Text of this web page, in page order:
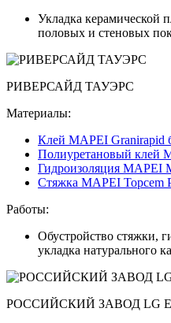
Укладка керамической
половых и стеновых
РИВЕРСАЙД ТАУЭРС
Материалы:
Клей MAPEI Granirapid
Полиуретановый клей
Гидроизоляция MAPEI
Стяжка MAPEI Topcem
Работы:
Обустройство стяжки,
укладка натурального
РОССИЙСКИЙ ЗАВОД LG